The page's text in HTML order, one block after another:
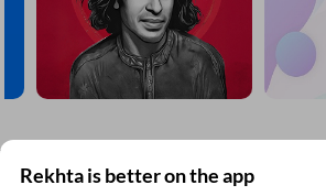
ریختہ نیوز لیٹر سبسکرائب کیجیے
Rekhta is better on the app